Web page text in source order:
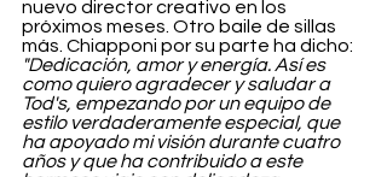
nuevo director creativo en los
próximos meses. Otro baile de sillas
más. Chiapponi por su parte ha dicho:
"Dedicación, amor y energía. Así es
como quiero agradecer y saludar a
Tod's, empezando por un equipo de
estilo verdaderamente especial, que
ha apoyado mi visión durante cuatro
años y que ha contribuido a este